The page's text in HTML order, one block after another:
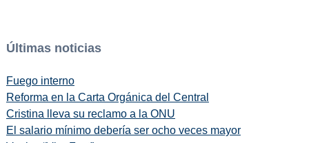
Últimas noticias
Fuego interno
Reforma en la Carta Orgánica del Central
Cristina lleva su reclamo a la ONU
El salario mínimo debería ser ocho veces mayor